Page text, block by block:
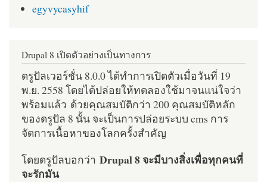
egyvycasyhif
Drupal 8 เปิดตัวอย่างเป็นทางการ
ดรูปัลเวอร์ชั่น 8.0.0 ได้ทำการเปิดตัวเมื่อวันที่ 19
พ.ย. 2558 โดยได้ปล่อยให้ทดลองใช้มาจนแน่ใจว่า
พร้อมแล้ว ด้วยคุณสมบัติกว่า 200 คุณสมบัติหลัก
ของดรูปัล 8 นั้น จะเป็นการปล่อยระบบ cms การ
จัดการเนื้อหาของโลกครั้งสำคัญ
โดยดรูปัลบอกว่า Drupal 8 จะมีบางสิ่งเพื่อทุกคนที่
จะรักมัน